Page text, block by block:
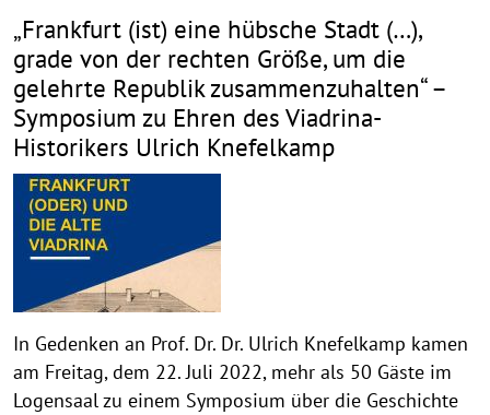
„Frankfurt (ist) eine hübsche Stadt (…),
grade von der rechten Größe, um die
gelehrte Republik zusammenzuhalten“ –
Symposium zu Ehren des Viadrina-
Historikers Ulrich Knefelkamp
In Gedenken an Prof. Dr. Dr. Ulrich Knefelkamp kamen
am Freitag, dem 22. Juli 2022, mehr als 50 Gäste im
Logensaal zu einem Symposium über die Geschichte